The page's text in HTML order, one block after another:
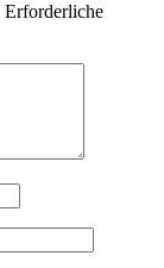
Erforderliche